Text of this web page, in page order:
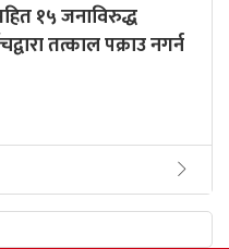
१५ जनाविरुद्ध
तत्काल पक्राउ नगर्न